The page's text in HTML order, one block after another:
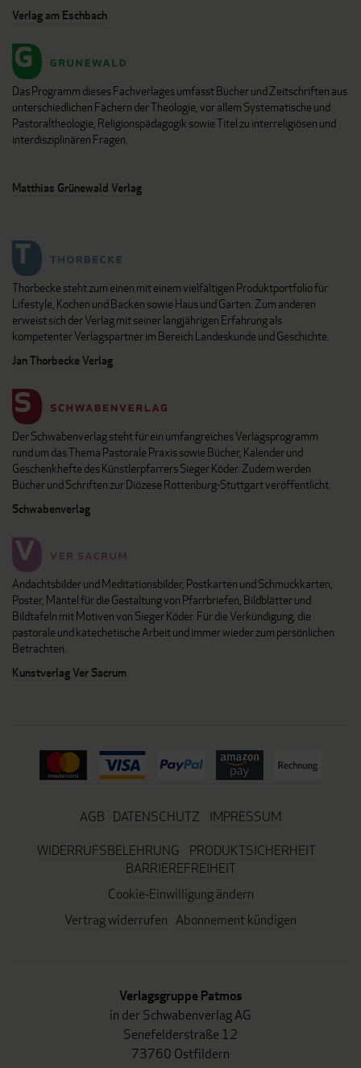
Verlag am Eschbach
Das Programm dieses Fachverlages umfasst Bücher und Zeitschriften aus
unterschiedlichen Fächern der Theologie, vor allem Systematische und
Pastoraltheologie, Religionspädagogik sowie Titel zu interreligiösen und
interdisziplinären Fragen.
Matthias Grünewald Verlag
Thorbecke steht zum einen mit einem vielfältigen Produktportfolio für
Lifestyle, Kochen und Backen sowie Haus und Garten. Zum anderen
erweist sich der Verlag mit seiner langjährigen Erfahrung als
kompetenter Verlagspartner im Bereich Landeskunde und Geschichte.
Jan Thorbecke Verlag
Der Schwabenverlag steht für ein umfangreiches Verlagsprogramm
rund um das Thema Pastorale Praxis sowie Bücher, Kalender und
Geschenkhefte des Künstlerpfarrers Sieger Köder. Zudem werden
Bücher und Schriften zur Diözese Rottenburg-Stuttgart veröffentlicht.
Schwabenverlag
Andachtsbilder und Meditationsbilder, Postkarten und Schmuckkarten,
Poster, Mäntel für die Gestaltung von Pfarrbriefen, Bildblätter und
Bildtafeln mit Motiven von Sieger Köder. Für die Verkündigung, die
pastorale und katechetische Arbeit und immer wieder zum persönlichen
Betrachten.
Kunstverlag Ver Sacrum
AGB DATENSCHUTZ
IMPRESSUM
WIDERRUFSBELEHRUNG
PRODUKTSICHERHEIT
BARRIEREFREIHEIT
Cookie-Einwilligung ändern
Vertrag widerrufen Abonnement kündigen
Verlagsgruppe Patmos
in der Schwabenverlag AG
Senefelderstraße 12
73760 Ostfildern